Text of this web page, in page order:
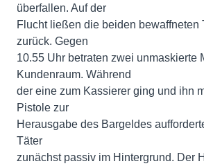
überfallen. Auf der
Flucht ließen die beiden bewaffneten
zurück. Gegen
10.55 Uhr betraten zwei unmaskierte
Kundenraum. Während
der eine zum Kassierer ging und ihn
Pistole zur
Herausgabe des Bargeldes
Täter
zunächst passiv im Hintergrund. Der